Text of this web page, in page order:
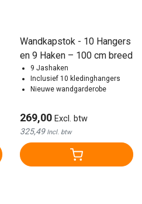
Wandkapstok - 10 Hangers
en 9 Haken – 100 cm breed
9 Jashaken
Inclusief 10 kledinghangers
Nieuwe wandgarderobe
269,00 Excl. btw
325,49 Incl. btw